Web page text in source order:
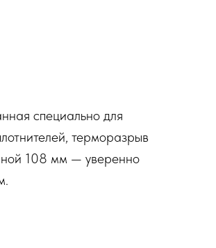
специально для
терморазрыв
108 мм — уверенно